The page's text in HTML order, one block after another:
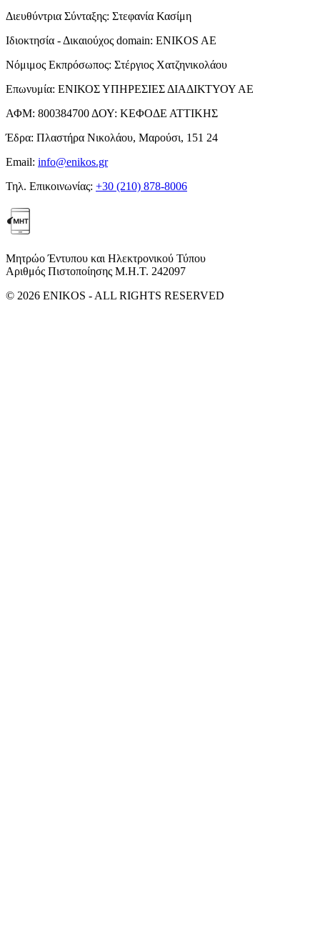
Διευθύντρια Σύνταξης: Στεφανία Κασίμη
Ιδιοκτησία - Δικαιούχος domain: ENIKOS AE
Νόμιμος Εκπρόσωπος: Στέργιος Χατζηνικολάου
Επωνυμία: ΕΝΙΚΟΣ ΥΠΗΡΕΣΙΕΣ ΔΙΑΔΙΚΤΥΟΥ ΑΕ
ΑΦΜ: 800384700 ΔΟΥ: ΚΕΦΟΔΕ ΑΤΤΙΚΗΣ
Έδρα: Πλαστήρα Νικολάου, Μαρούσι, 151 24
Email: info@enikos.gr
Τηλ. Επικοινωνίας: +30 (210) 878-8006
Μητρώο Έντυπου και Ηλεκτρονικού Τύπου
Αριθμός Πιστοποίησης Μ.Η.Τ. 242097
© 2026 ENIKOS - ALL RIGHTS RESERVED